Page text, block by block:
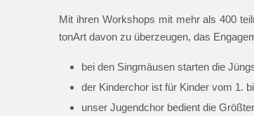
Mit ihren Workshops mit mehr als 400
tonArt davon zu überzeugen, das
bei den Singmäusen starten die
der Kinderchor ist für Kinder vom 1.
unser Jugendchor bedient die